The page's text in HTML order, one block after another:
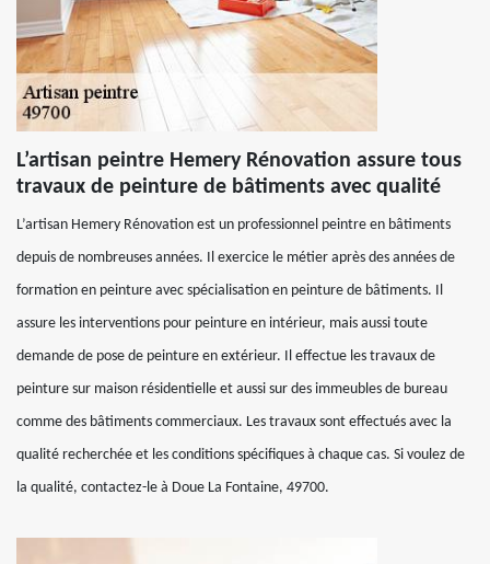
L’artisan peintre Hemery Rénovation assure tous
travaux de peinture de bâtiments avec qualité
L’artisan Hemery Rénovation est un professionnel peintre en bâtiments
depuis de nombreuses années. Il exercice le métier après des années de
formation en peinture avec spécialisation en peinture de bâtiments. Il
assure les interventions pour peinture en intérieur, mais aussi toute
demande de pose de peinture en extérieur. Il effectue les travaux de
peinture sur maison résidentielle et aussi sur des immeubles de bureau
comme des bâtiments commerciaux. Les travaux sont effectués avec la
qualité recherchée et les conditions spécifiques à chaque cas. Si voulez de
la qualité, contactez-le à Doue La Fontaine, 49700.